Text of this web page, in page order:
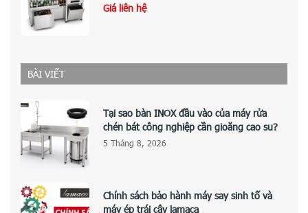
Giá liên hệ
BÀI VIẾT
Tại sao bàn INOX đầu vào của máy rửa
chén bát công nghiệp cần gioăng cao su?
5 Tháng 8, 2026
Chính sách bảo hành máy say sinh tố và
máy ép trái cây lamaca